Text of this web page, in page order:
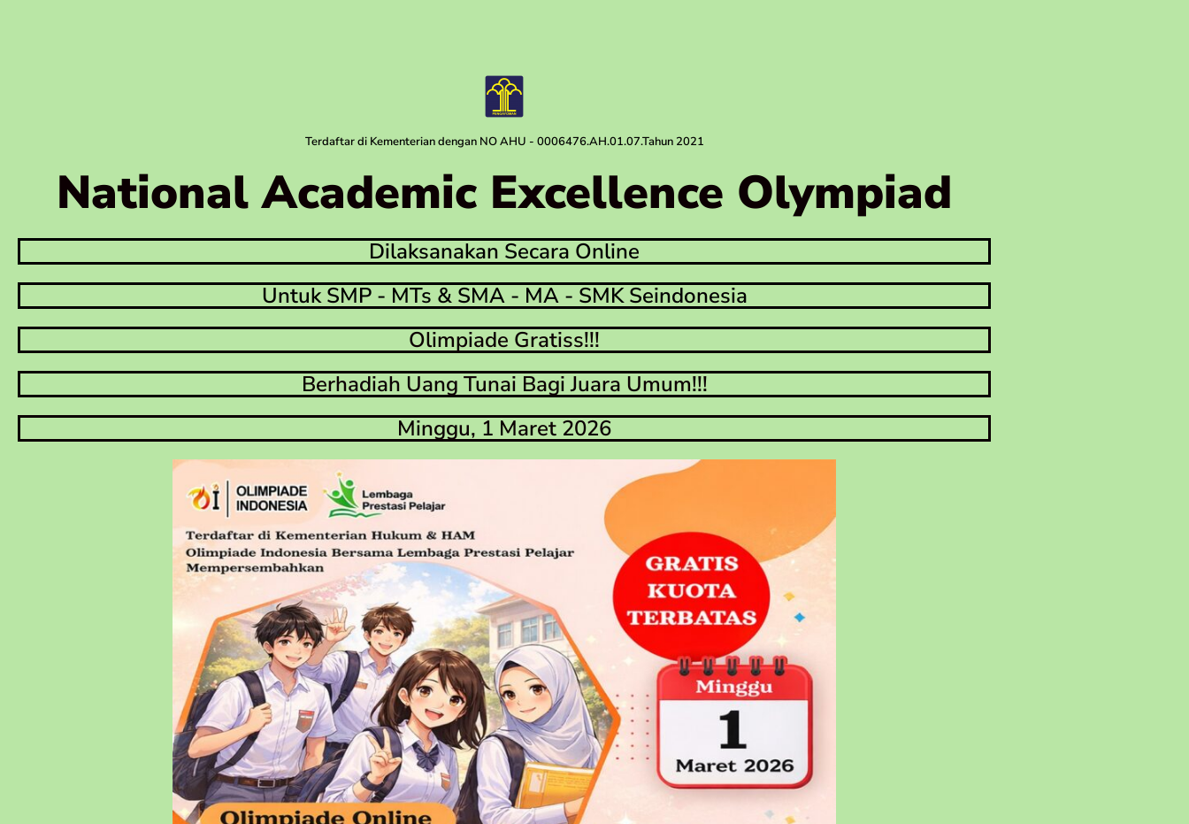
Terdaftar di Kementerian dengan NO AHU - 0006476.AH.01.07.Tahun 2021
National Academic Excellence Olympiad
Dilaksanakan Secara Online
Untuk SMP - MTs & SMA - MA - SMK Seindonesia
Olimpiade Gratiss!!!
Berhadiah Uang Tunai Bagi Juara Umum!!!
Minggu, 1 Maret 2026